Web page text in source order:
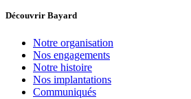
Découvrir Bayard
Notre organisation
Nos engagements
Notre histoire
Nos implantations
Communiqués